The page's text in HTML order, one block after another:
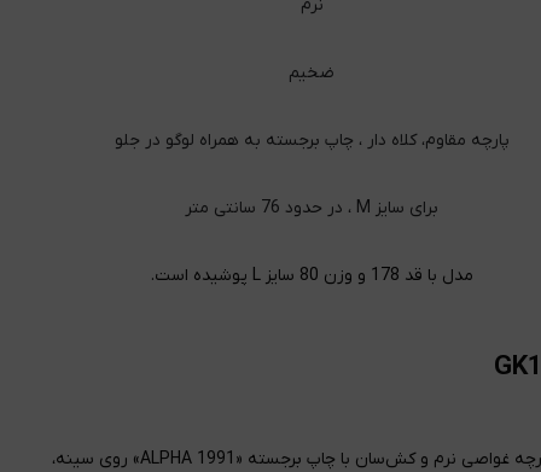
نرم
ضخیم
پارچه مقاوم، کلاه دار ، چاپ برجسته به همراه لوگو در جلو
برای سایز M ، در حدود 76 سانتی متر
مدل با قد 178 و وزن 80 سایز L پوشیده است.
یه هودی که برای تمرین ساخته شده ولی توی خیابون هم کم نمیاره. پارچه غواصی نرم و کش‌سان با چاپ برجسته «ALPHA 1991» روی سینه،